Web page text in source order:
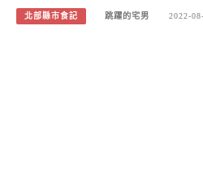
北部縣市食記 跳躍的宅男 2022-